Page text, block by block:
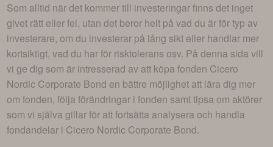
Som alltid när det kommer till investeringar finns det inget
givet rätt eller fel, utan det beror helt på vad du är för typ av
investerare, om du investerar på lång sikt eller handlar mer
kortsiktigt, vad du har för risktolerans osv. På denna sida vill
vi ge dig som är intresserad av att köpa fonden Cicero
Nordic Corporate Bond en bättre möjlighet att lära dig mer
om fonden, följa förändringar i fonden samt tipsa om aktörer
som vi själva gillar för att fortsätta analysera och handla
fondandelar i Cicero Nordic Corporate Bond.